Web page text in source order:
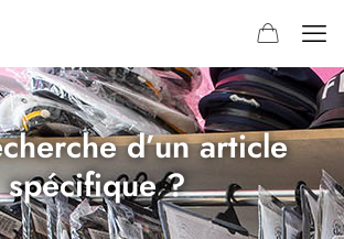
d’un article
spécifique ?